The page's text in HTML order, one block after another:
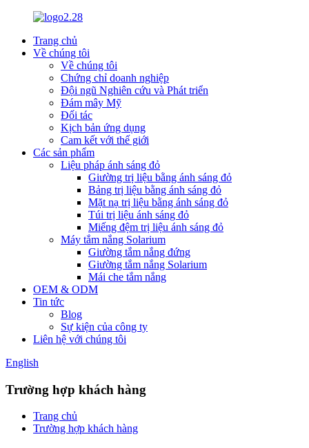
Trang chủ
Về chúng tôi
Về chúng tôi
Chứng chỉ doanh nghiệp
Đội ngũ Nghiên cứu và Phát triển
Đám mây Mỹ
Đối tác
Kịch bản ứng dụng
Cam kết với thế giới
Các sản phẩm
Liệu pháp ánh sáng đỏ
Giường trị liệu bằng ánh sáng đỏ
Bảng trị liệu bằng ánh sáng đỏ
Mặt nạ trị liệu bằng ánh sáng đỏ
Túi trị liệu ánh sáng đỏ
Miếng đệm trị liệu ánh sáng đỏ
Máy tắm nắng Solarium
Giường tắm nắng đứng
Giường tắm nắng Solarium
Mái che tắm nắng
OEM & ODM
Tin tức
Blog
Sự kiện của công ty
Liên hệ với chúng tôi
English
Trường hợp khách hàng
Trang chủ
Trường hợp khách hàng